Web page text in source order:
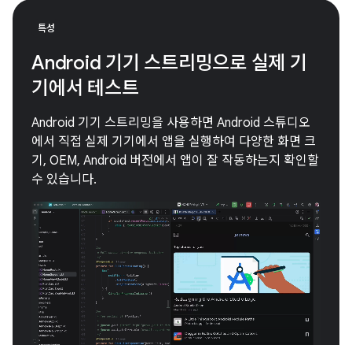
특성
Android 기기 스트리밍으로 실제 기
기에서 테스트
Android 기기 스트리밍을 사용하면 Android 스튜디오
에서 직접 실제 기기에서 앱을 실행하여 다양한 화면 크
기, OEM, Android 버전에서 앱이 잘 작동하는지 확인할
수 있습니다.